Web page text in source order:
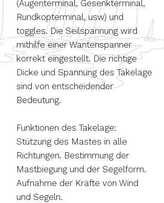
(Augenterminal, Gesenkterminal,
Rundkopterminal, usw) und
toggles. Die Seilspannung wird
mithilfe einer Wantenspanner
korrekt eingestellt. Die richtige
Dicke und Spannung des Takelage
sind von entscheidender
Bedeutung.
Funktionen des Takelage:
Stützung des Mastes in alle
Richtungen. Bestimmung der
Mastbiegung und der Segelform.
Aufnahme der Kräfte von Wind
und Segeln.